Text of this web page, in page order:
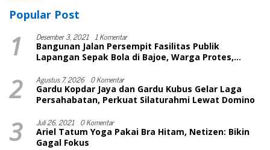
Popular Post
1 Desember 3, 2021 1 Komentar
Bangunan Jalan Persempit Fasilitas Publik
Lapangan Sepak Bola di Bajoe, Warga Protes,
2 Agustus 7, 2026 0 Komentar
Gardu Kopdar Jaya dan Gardu Kubus Gelar Laga
Persahabatan, Perkuat Silaturahmi Lewat Domino
3 Juli 26, 2021 0 Komentar
Ariel Tatum Yoga Pakai Bra Hitam, Netizen: Bikin
Gagal Fokus